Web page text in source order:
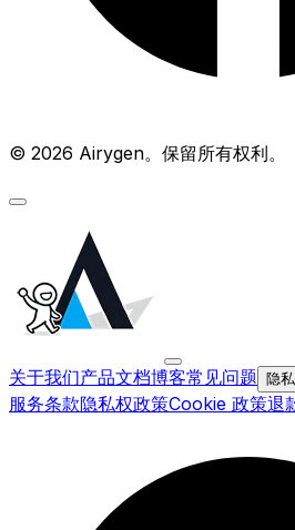
© 2026 Airygen。保留所有权利。
关于我们产品文档博客常见问题 隐
服务条款隐私权政策Cookie 政策退